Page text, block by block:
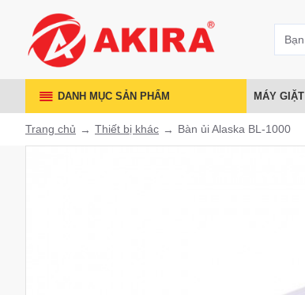
DANH MỤC SẢN PHẨM MÁY GIẶT
Trang chủ Thiết bị khác Bàn ủi Alaska BL-1000